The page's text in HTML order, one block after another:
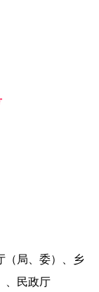
（局、委）、乡
、民政厅